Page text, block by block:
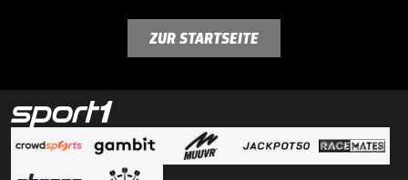
ZUR STARTSEITE